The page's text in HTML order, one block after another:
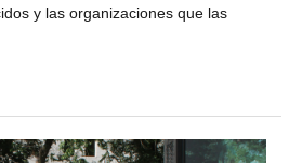
y las organizaciones que las